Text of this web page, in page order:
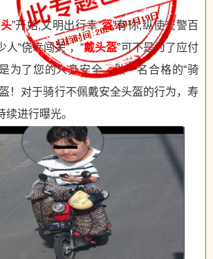
头”开始,文明出行幸“盔”有你,纵使交警百
“侥幸闯关”，“戴头盔”可不是为了应付
为了您的人身安全。做一名合格的“骑
！对于骑行不佩戴安全头盔的行为，寿
续进行曝光。